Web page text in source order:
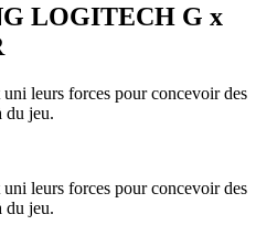
LOGITECH G x
leurs forces pour concevoir des
du jeu.
leurs forces pour concevoir des
du jeu.